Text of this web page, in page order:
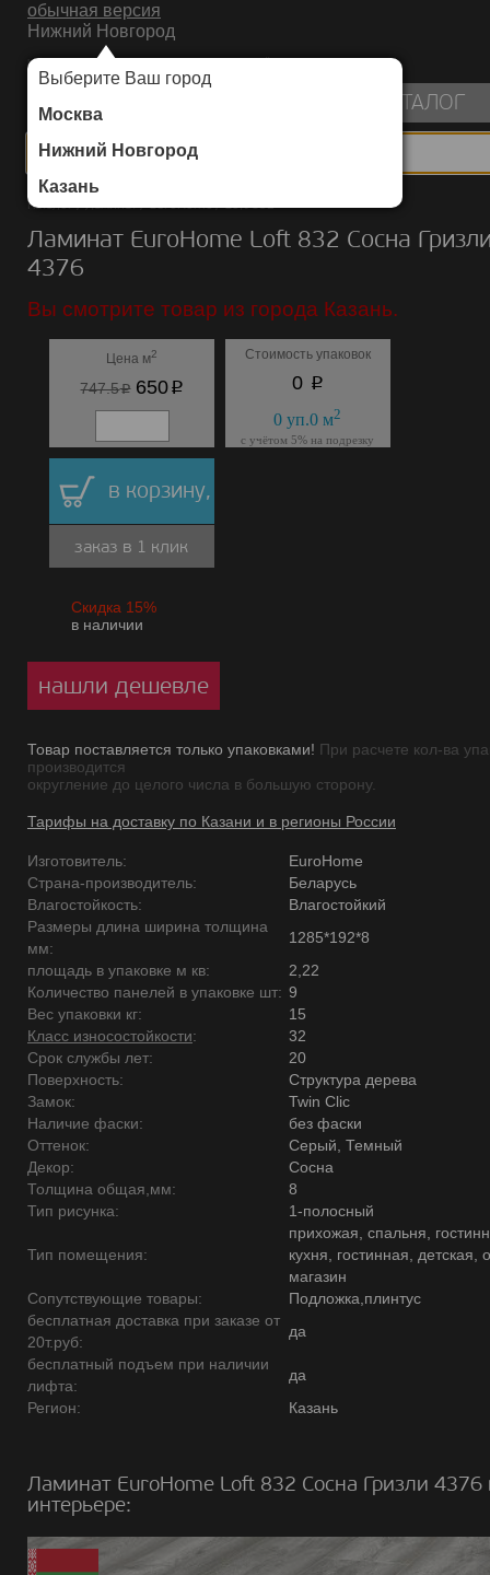
обычная версия
Нижний Новгород
Выберите Ваш город
Москва
Нижний Новгород
Казань
ИНТЕРНЕТ-МАГАЗИН НАПОЛЬНЫХ ПОКРЫТИЙ
КАТАЛОГ
Каталог/Ламинат/EuroHome/Loft 832
Ламинат EuroHome Loft 832 Сосна
4376
Вы смотрите товар из города Казань.
Цена м2
747.5p650p
Стоимость упаковок
0 p
0 уп.0 м2
с учётом 5% на подрезку
в корзину,
заказ в 1 клик
Скидка 15%
в наличии
нашли дешевле
Товар поставляется только упаковками! При расчете кол-ва
производится
округление до целого числа в большую сторону.
Тарифы на доставку по Казани и в регионы России
Изготовитель:
EuroHome
Страна-производитель:
Беларусь
Влагостойкость:
Влагостойкий
Размеры длина ширина толщина
мм:
1285*192*8
площадь в упаковке м кв:
2,22
Количество панелей в упаковке шт: 9
Вес упаковки кг:
15
Класс износостойкости:
32
Срок службы лет:
20
Поверхность:
Структура дерева
Замок:
Twin Clic
Наличие фаски:
без фаски
Оттенок:
Серый, Темный
Декор:
Сосна
Толщина общая,мм:
8
Тип рисунка:
1-полосный
Тип помещения:
прихожая, спальня,
кухня, гостинная, детская,
магазин
Сопутствующие товары:
Подложка,плинтус
бесплатная доставка при заказе от
20т.руб:
да
бесплатный подъем при наличии
лифта:
да
Регион:
Казань
Ламинат EuroHome Loft 832 Сосна Гризли 4376
интерьере: